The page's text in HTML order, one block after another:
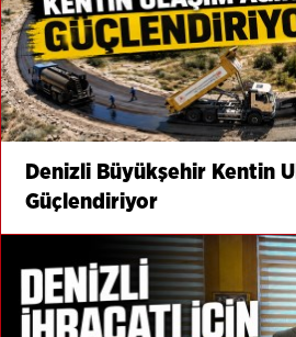
Denizli Büyükşehir Kentin
Güçlendiriyor